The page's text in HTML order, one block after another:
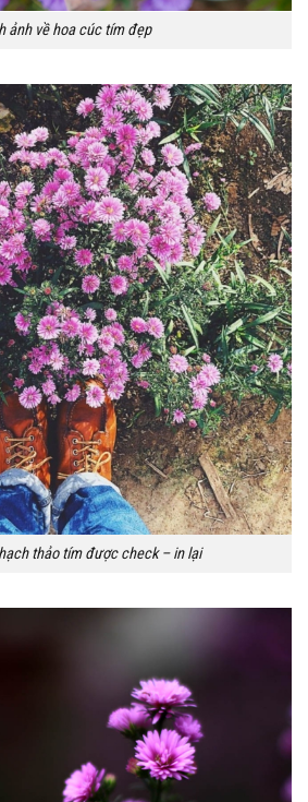
ảnh về hoa cúc tím đẹp
thảo tím được check – in lại